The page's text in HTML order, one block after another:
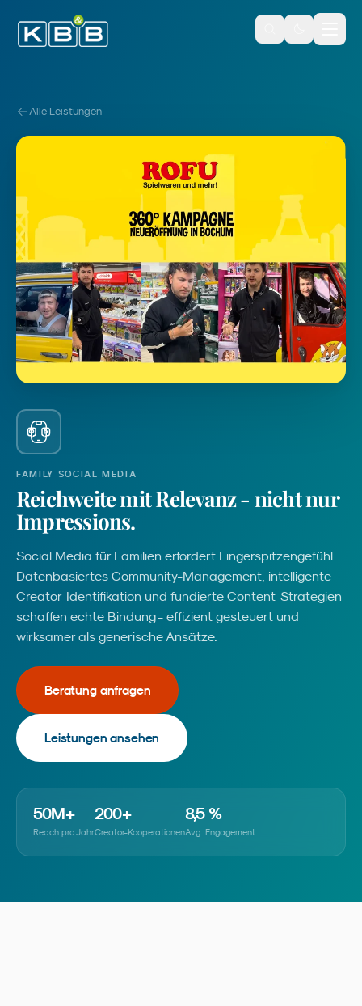
Alle Leistungen
FAMILY SOCIAL MEDIA
ReichweitemitRelevanz- nichtnur
Impressions.
Social Media für Familien erfordert Fingerspitzengefühl.
Datenbasiertes Community-Management, intelligente
Creator-Identifikation und fundierte Content-Strategien
schaffen echte Bindung - effizient gesteuert und
wirksamer als generische Ansätze.
Beratung anfragen
Leistungen ansehen
50M+
Reach pro Jahr
200+
Creator-Kooperationen
8,5 %
Avg. Engagement